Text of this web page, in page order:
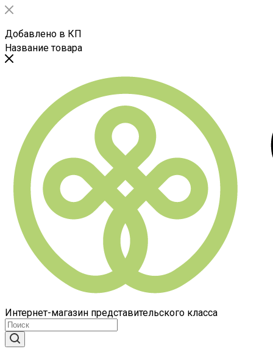
Добавлено в КП
Название товара
Интернет-магазин представительского класса